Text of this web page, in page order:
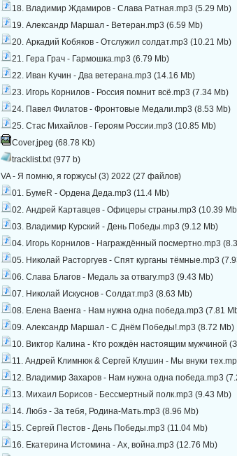
18. Владимир Ждамиров - Слава Ратная.mp3 (5.29 Mb)
19. Александр Маршал - Ветеран.mp3 (6.59 Mb)
20. Аркадий Кобяков - Отслужил солдат.mp3 (10.21 Mb)
21. Гера Грач - Гармошка.mp3 (6.79 Mb)
22. Иван Кучин - Два ветерана.mp3 (14.16 Mb)
23. Игорь Корнилов - Россия помнит всё.mp3 (7.34 Mb)
24. Павел Филатов - Фронтовые Медали.mp3 (8.53 Mb)
25. Стас Михайлов - Героям России.mp3 (10.85 Mb)
Cover.jpeg (68.78 Kb)
tracklist.txt (977 b)
VA - Я помню, я горжусь! (3) 2022 (27 файлов)
01. БумеR - Ордена Деда.mp3 (11.4 Mb)
02. Андрей Картавцев - Офицеры страны.mp3 (10.39
03. Владимир Курский - День Победы.mp3 (9.12 Mb)
04. Игорь Корнилов - Награждённый посмертно.mp3
05. Николай Расторгуев - Спят курганы тёмные.mp3
06. Слава Благов - Медаль за отвагу.mp3 (9.43 Mb)
07. Николай Искуснов - Солдат.mp3 (8.63 Mb)
08. Елена Ваенга - Нам нужна одна победа.mp3 (7.81
09. Александр Маршал - С Днём Победы!.mp3 (8.72 Mb)
10. Виктор Калина - Кто рождён настоящим мужчиной
11. Андрей Климнюк & Сергей Клушин - Мы внуки
12. Владимир Захаров - Нам нужна одна победа.mp3
13. Михаил Борисов - Бессмертный полк.mp3 (9.43 Mb)
14. Любэ - За тебя, Родина-Мать.mp3 (8.96 Mb)
15. Сергей Пестов - День Победы.mp3 (11.04 Mb)
16. Екатерина Истомина - Ах, война.mp3 (12.76 Mb)